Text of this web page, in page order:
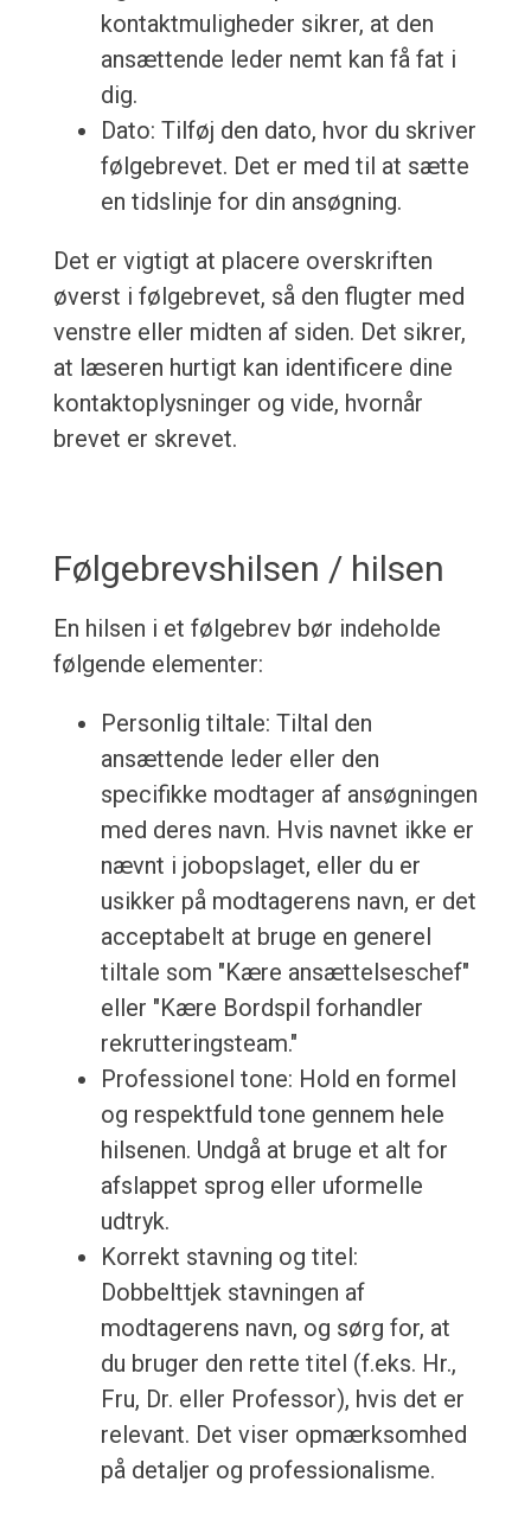
kontaktmuligheder sikrer, at den
ansættende leder nemt kan få fat i
dig.
Dato: Tilføj den dato, hvor du skriver
følgebrevet. Det er med til at sætte
en tidslinje for din ansøgning.
Det er vigtigt at placere overskriften
øverst i følgebrevet, så den flugter med
venstre eller midten af siden. Det sikrer,
at læseren hurtigt kan identificere dine
kontaktoplysninger og vide, hvornår
brevet er skrevet.
Følgebrevshilsen / hilsen
En hilsen i et følgebrev bør indeholde
følgende elementer:
Personlig tiltale: Tiltal den
ansættende leder eller den
specifikke modtager af ansøgningen
med deres navn. Hvis navnet ikke er
nævnt i jobopslaget, eller du er
usikker på modtagerens navn, er det
acceptabelt at bruge en generel
tiltale som "Kære ansættelseschef"
eller "Kære Bordspil forhandler
rekrutteringsteam."
Professionel tone: Hold en formel
og respektfuld tone gennem hele
hilsenen. Undgå at bruge et alt for
afslappet sprog eller uformelle
udtryk.
Korrekt stavning og titel:
Dobbelttjek stavningen af
modtagerens navn, og sørg for, at
du bruger den rette titel (f.eks. Hr.,
Fru, Dr. eller Professor), hvis det er
relevant. Det viser opmærksomhed
på detaljer og professionalisme.